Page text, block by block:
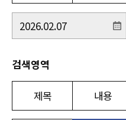
검색영역
제목 내용